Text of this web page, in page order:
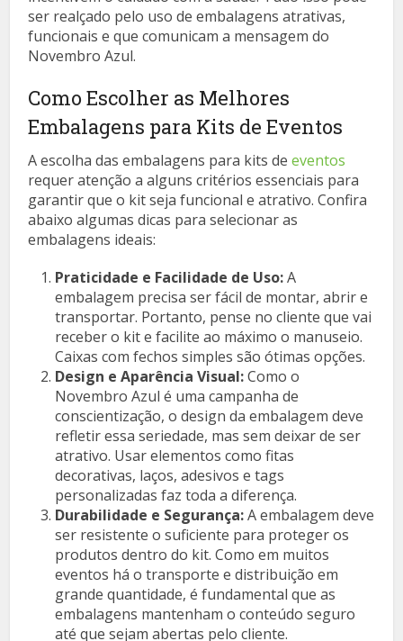
ser realçado pelo uso de embalagens atrativas,
funcionais e que comunicam a mensagem do
Novembro Azul.
Como Escolher as Melhores
Embalagens para Kits de Eventos
A escolha das embalagens para kits deeventos
requer atenção a alguns critérios essenciais para
garantir que o kit seja funcional e atrativo. Confira
abaixo algumas dicas para selecionar as
embalagens ideais:
Praticidade e Facilidade de Uso:A
embalagem precisa ser fácil de montar, abrir e
transportar. Portanto, pense no cliente que vai
receber o kit e facilite ao máximo o manuseio.
Caixas com fechos simples são ótimas opções.
Design e Aparência Visual:Como o
Novembro Azul é uma campanha de
conscientização, o design da embalagem deve
refletir essa seriedade, mas sem deixar de ser
atrativo. Usar elementos como fitas
decorativas, laços, adesivos e tags
personalizadas faz toda a diferença.
Durabilidade e Segurança:A embalagem deve
ser resistente o suficiente para proteger os
produtos dentro do kit. Como em muitos
eventos há o transporte e distribuição em
grande quantidade, é fundamental que as
embalagens mantenham o conteúdo seguro
até que sejam abertas pelo cliente.